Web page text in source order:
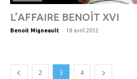
L’AFFAIRE BENOÎT XVI
Benoit Migneault - 18 avril 2012
2 3 4